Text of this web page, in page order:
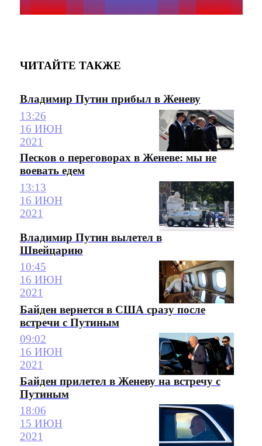
ЧИТАЙТЕ ТАКЖЕ
Владимир Путин прибыл в Женеву
13:26
16 ИЮН
2021
Песков о переговорах в Женеве: мы не
воевать едем
13:13
16 ИЮН
2021
Владимир Путин вылетел в
Швейцарию
10:45
16 ИЮН
2021
Байден вернется в США сразу после
встречи с Путиным
09:02
16 ИЮН
2021
Байден прилетел в Женеву на встречу с
Путиным
18:06
15 ИЮН
2021